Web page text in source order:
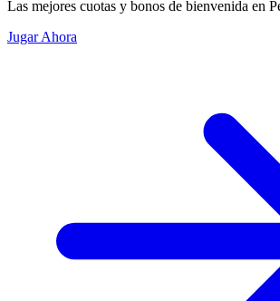
Las mejores cuotas y bonos de bienvenida en
Jugar Ahora